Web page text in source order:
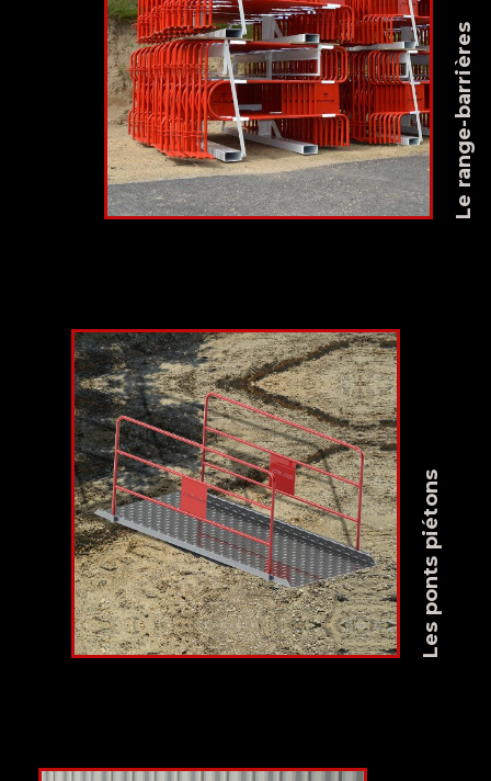
Le range-barrières
Les ponts piétons